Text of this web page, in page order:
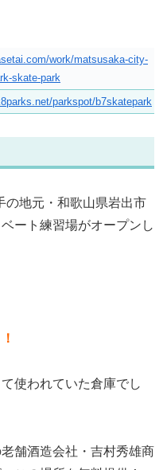
work/matsusaka-city-
skate-park
parkspot/b7skatepark
の地元・和歌山県岩出市
ート練習場がオープンし
使われていた倉庫でし
舗酒造会社・吉村秀雄商